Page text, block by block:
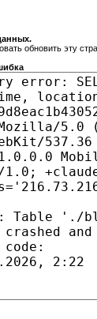
обновить эту